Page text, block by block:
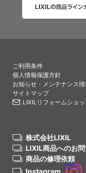
ご利用条件
個人情報保護方針
お知らせ・メンテナンス情
サイトマップ
LIXILリフォームショ
株式会社LIXIL
LIXIL商品へのお
商品の修理依頼
Instagram